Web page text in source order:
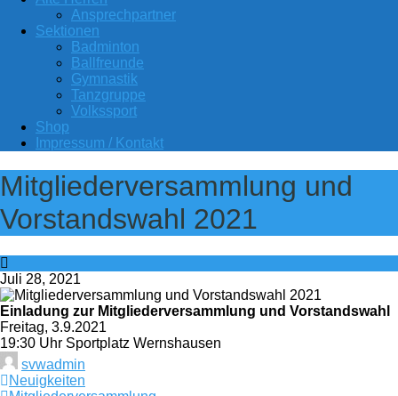
Ansprechpartner
Sektionen
Badminton
Ballfreunde
Gymnastik
Tanzgruppe
Volkssport
Shop
Impressum / Kontakt
Mitgliederversammlung und
Vorstandswahl 2021
Juli 28, 2021
Einladung zur Mitgliederversammlung und Vorstandswahl
Freitag, 3.9.2021
19:30 Uhr Sportplatz Wernshausen
svwadmin
Neuigkeiten